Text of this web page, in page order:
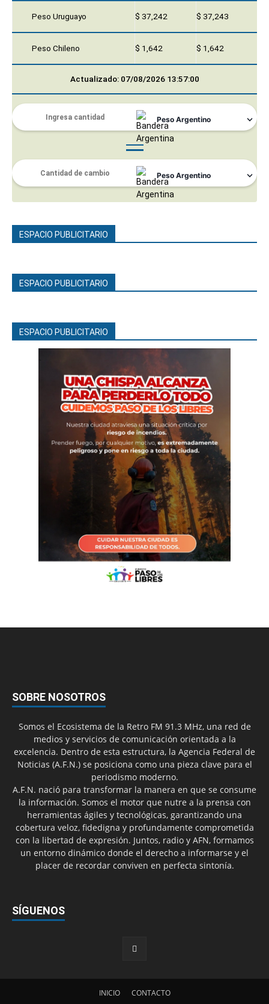
Peso Uruguayo $ 37,242 $ 37,243
Peso Chileno $ 1,642 $ 1,642
Actualizado: 07/08/2026 13:57:00
ESPACIO PUBLICITARIO
ESPACIO PUBLICITARIO
ESPACIO PUBLICITARIO
SOBRE NOSOTROS
Somos el Ecosistema de la Retro FM 91.3 MHz, una red de
medios y servicios de comunicación orientada a la
excelencia. Dentro de esta estructura, la Agencia Federal de
Noticias (A.F.N.) se posiciona como una pieza clave para el
periodismo moderno.
A.F.N. nació para transformar la manera en que se consume
la información. Somos el motor que nutre a la prensa con
herramientas ágiles y tecnológicas, garantizando una
cobertura veloz, fidedigna y profundamente comprometida
con la libertad de expresión. Juntos, radio y AFN, formamos
un entorno dinámico donde el derecho a informarse y el
placer de recordar conviven en perfecta sintonía.
SÍGUENOS
INICIO CONTACTO